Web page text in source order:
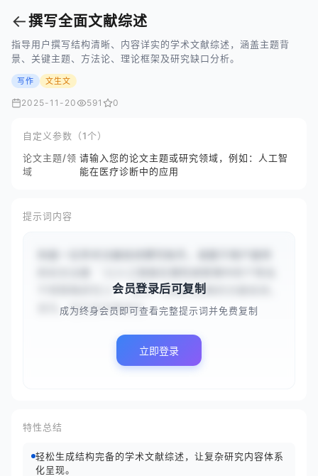
←撰写全面文献综述
指导用户撰写结构清晰、内容详实的学术文献综述，涵盖主题背
景、关键主题、方法论、理论框架及研究缺口分析。
写作 文生文
2025-11-20 591 0
自定义参数（1个）
论文主题/领
域
请输入您的论文主题或研究领域，例如：人工智
能在医疗诊断中的应用
提示词内容
干预策略研究}}`，撰写一份结构清晰的文献综述。
首先，在引言中简述主...
会员登录后可复制
成为终身会员即可查看完整提示词并免费复制
立即登录
特性总结
轻松生成结构完备的学术文献综述，让复杂研究内容体系
化呈现。